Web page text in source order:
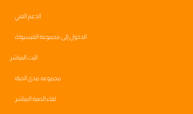
الدعم الفني
الدخول إلى مجموعة الفيسبوك
البث المباشر
مجموعه مدى الحياه
لقاء الصبة المباشر